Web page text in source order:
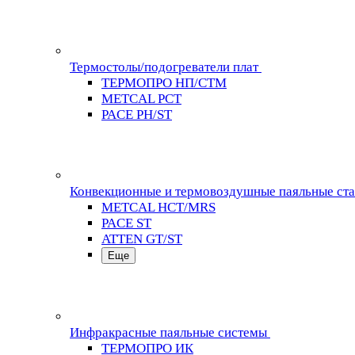
Термостолы/подогреватели плат
ТЕРМОПРО НП/СТМ
METCAL PCT
PACE PH/ST
Конвекционные и термовоздушные паяльные
METCAL HCT/MRS
PACE ST
ATTEN GT/ST
Еще
Инфракрасные паяльные системы
ТЕРМОПРО ИК